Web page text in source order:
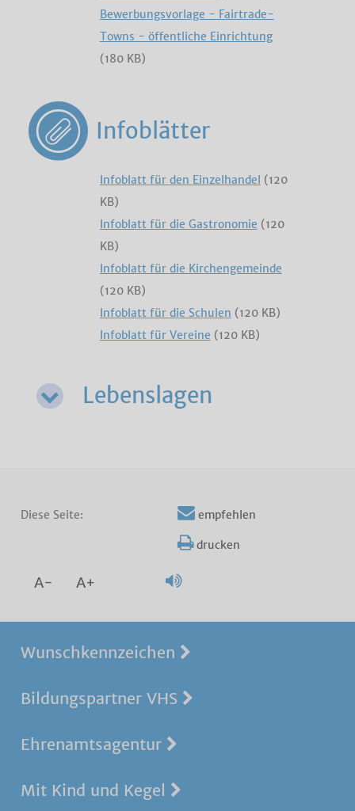
Bewerbungsvorlage - Fairtrade-
Towns - öffentliche Einrichtung
(180 KB)
Infoblätter
Infoblatt für den Einzelhandel (120
KB)
Infoblatt für die Gastronomie (120
KB)
Infoblatt für die Kirchengemeinde
(120 KB)
Infoblatt für die Schulen (120 KB)
Infoblatt für Vereine (120 KB)
Lebenslagen
Diese Seite: empfehlen
drucken
A- A+
Wunschkennzeichen
Bildungspartner VHS
Ehrenamtsagentur
Mit Kind und Kegel